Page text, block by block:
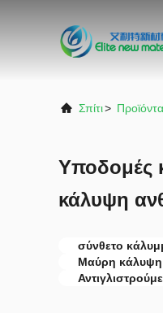
Σπίτι> Προϊόντα
Υποδομές
κάλυψη
σύνθετο
Μαύρη κάλυψη